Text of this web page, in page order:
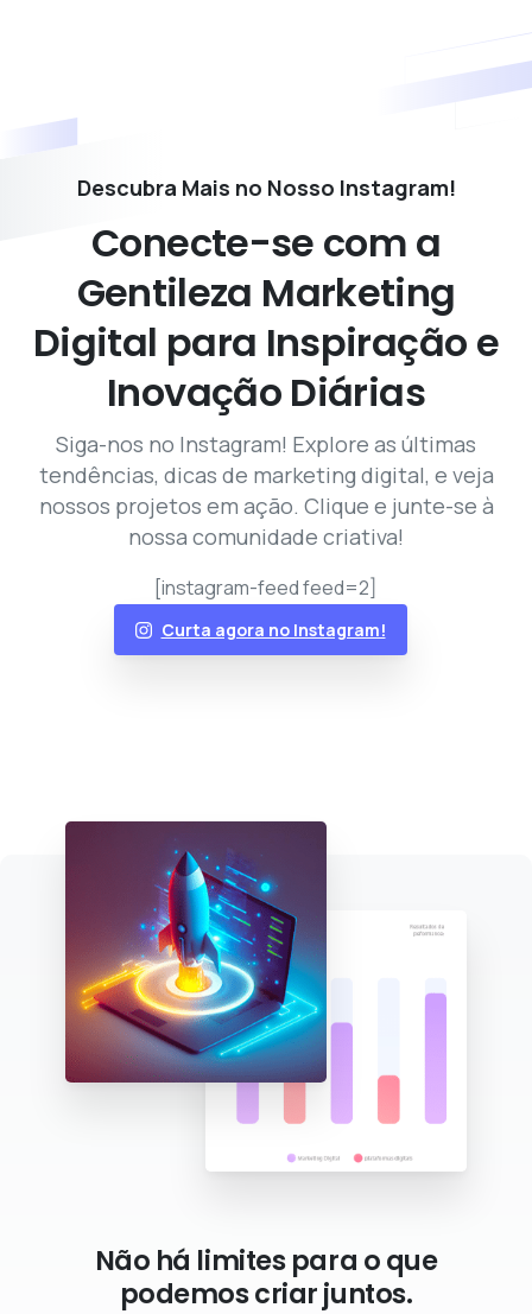
Descubra Mais no Nosso Instagram!
Conecte-se com a
Gentileza Marketing
Digital para Inspiração e
Inovação Diárias
Siga-nos no Instagram! Explore as últimas
tendências, dicas de marketing digital, e veja
nossos projetos em ação. Clique e junte-se à
nossa comunidade criativa!
[instagram-feed feed=2]
Curta agora no Instagram!
Não há limites para o que
podemos criar juntos.